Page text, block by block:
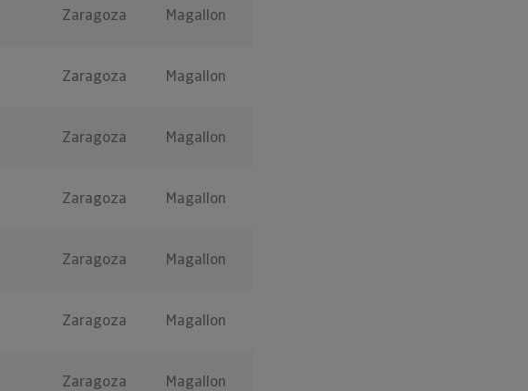
Zaragoza Magallon
Zaragoza Magallon
Zaragoza Magallon
Zaragoza Magallon
Zaragoza Magallon
Zaragoza Magallon
Zaragoza Magallon